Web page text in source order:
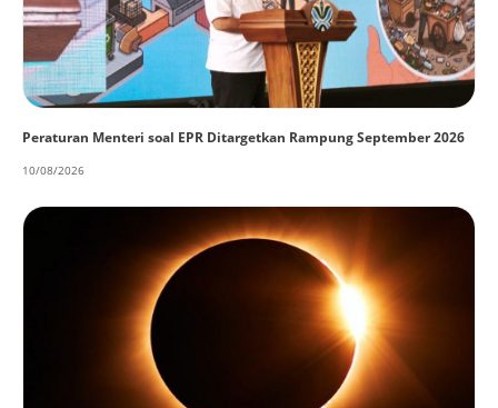
Peraturan Menteri soal EPR Ditargetkan Rampung September 2026
10/08/2026